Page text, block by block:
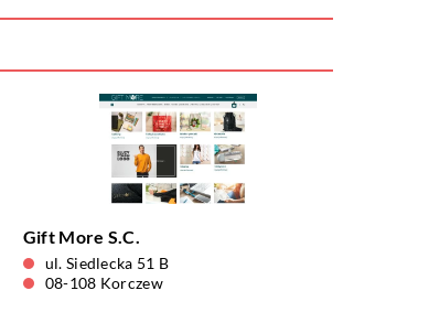
Gift More S.C.
ul. Siedlecka 51 B
08-108 Korczew